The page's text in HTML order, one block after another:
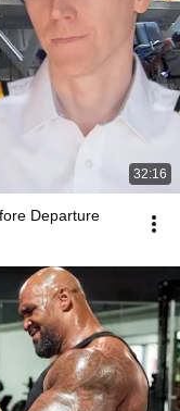
32:16
Departure